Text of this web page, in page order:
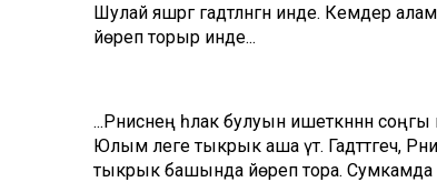
Шулай яшәргә гадәтләнгән инде. Кемдер
йөреп торыр инде...
...Рәниснең һәлак булуын ишеткәннән
Юлым әлеге тыкрык аша үтә.
тыкрык башында йөреп тора. Сумкамда